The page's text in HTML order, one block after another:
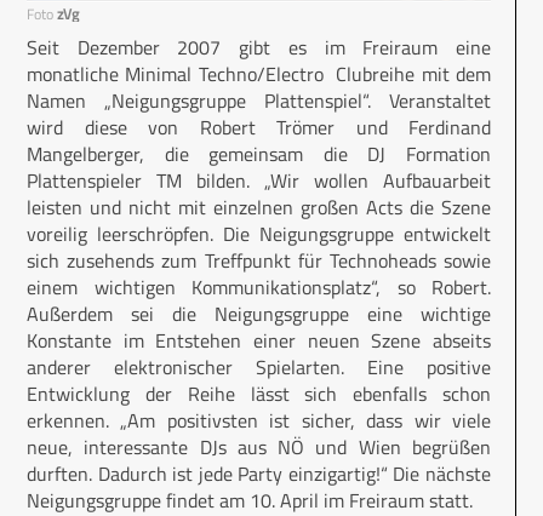
FotozVg
Seit Dezember 2007 gibt es im Freiraum eine
monatliche Minimal Techno/Electro Clubreihe mit dem
Namen „Neigungsgruppe Plattenspiel“. Veranstaltet
wird diese von Robert Trömer und Ferdinand
Mangelberger, die gemeinsam die DJ Formation
Plattenspieler TM bilden. „Wir wollen Aufbauarbeit
leisten und nicht mit einzelnen großen Acts die Szene
voreilig leerschröpfen. Die Neigungsgruppe entwickelt
sich zusehends zum Treffpunkt für Technoheads sowie
einem wichtigen Kommunikationsplatz“, so Robert.
Außerdem sei die Neigungsgruppe eine wichtige
Konstante im Entstehen einer neuen Szene abseits
anderer elektronischer Spielarten. Eine positive
Entwicklung der Reihe lässt sich ebenfalls schon
erkennen. „Am positivsten ist sicher, dass wir viele
neue, interessante DJs aus NÖ und Wien begrüßen
durften. Dadurch ist jede Party einzigartig!“ Die nächste
Neigungsgruppe findet am 10. April im Freiraum statt.